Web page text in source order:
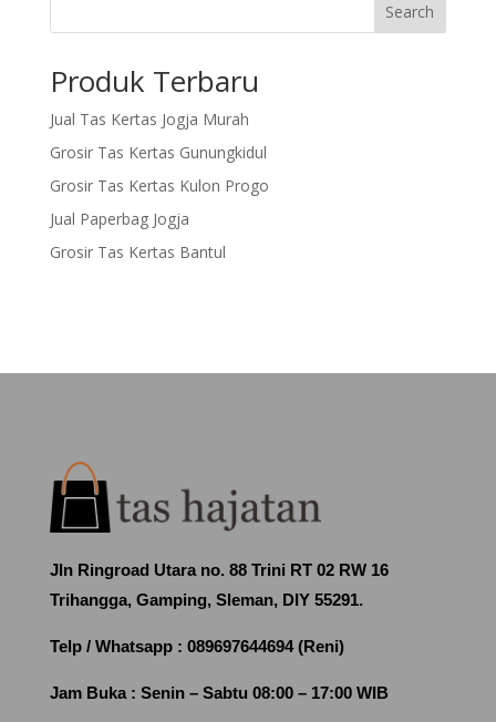
Search
Produk Terbaru
Jual Tas Kertas Jogja Murah
Grosir Tas Kertas Gunungkidul
Grosir Tas Kertas Kulon Progo
Jual Paperbag Jogja
Grosir Tas Kertas Bantul
Jln Ringroad Utara no. 88 Trini RT 02 RW 16
Trihangga, Gamping, Sleman, DIY 55291.
Telp / Whatsapp : 089697644694 (Reni)
Jam Buka : Senin – Sabtu 08:00 – 17:00 WIB